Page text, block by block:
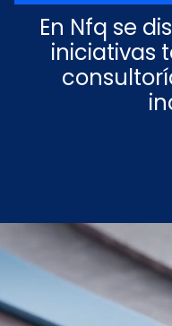
En Nfq se
iniciativas